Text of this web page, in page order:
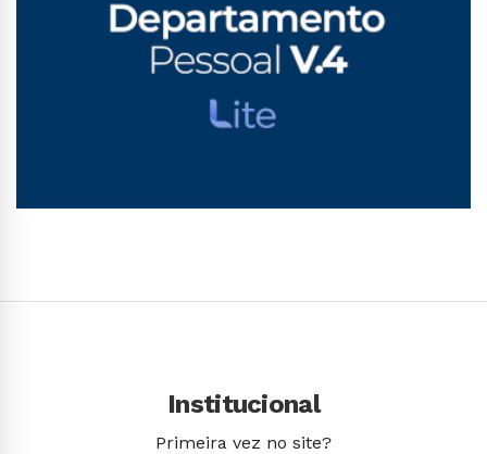
Institucional
Primeira vez no site?